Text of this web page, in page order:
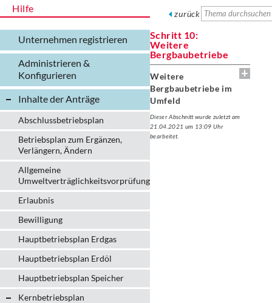
Hilfe
Unternehmen registrieren
Administrieren &
Konfigurieren
Inhalte der Anträge
Abschlussbetriebsplan
Betriebsplan zum Ergänzen,
Verlängern, Ändern
Allgemeine
Umweltverträglichkeitsvorprüfung
Erlaubnis
Bewilligung
Hauptbetriebsplan Erdgas
Hauptbetriebsplan Erdöl
Hauptbetriebsplan Speicher
Kernbetriebsplan
zurück
Schritt 10:
Weitere
Bergbaubetriebe
Weitere
Bergbaubetriebe im
Umfeld
Dieser Abschnitt wurde zuletzt am
21.04.2021 um 13:09 Uhr
bearbeitet.